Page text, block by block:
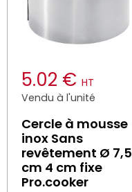
5.02 € HT
Vendu à l'unité
Cercle à mousse
inox Sans
revêtement Ø 7,5
cm 4 cm fixe
Pro.cooker